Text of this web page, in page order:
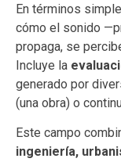
En términos
cómo el sonido
propaga, se
Incluye la
generado por
(una obra) o
Este campo
ingeniería,